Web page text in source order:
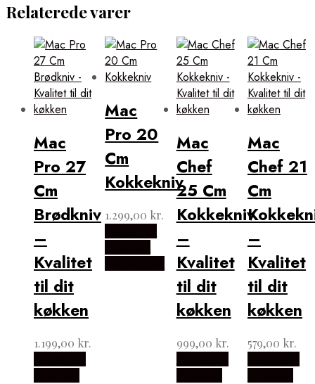
Relaterede varer
Mac
Pro 27
Cm
Brødkniv
–
Kvalitet
til dit
køkken
1.199,00 kr.
Mac
Pro 20
Cm
Kokkekniv
1.299,00 kr.
Mac
Chef
25 Cm
Kokkekniv
–
Kvalitet
til dit
køkken
999,00 kr.
Mac
Chef 21
Cm
–
Kvalitet
til dit
køkken
579,00 kr.